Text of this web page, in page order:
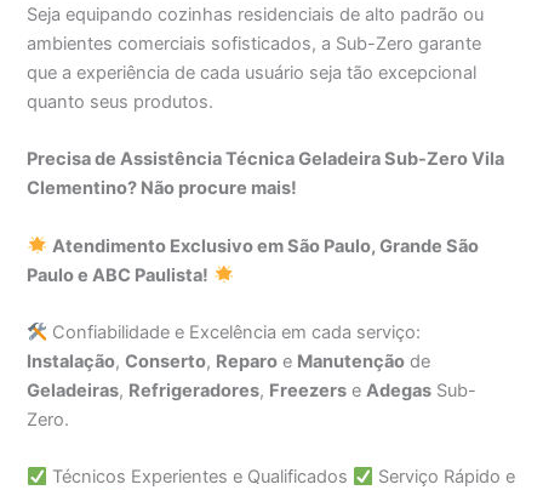
Seja equipando cozinhas residenciais de alto padrão ou
ambientes comerciais sofisticados, a Sub-Zero garante
que a experiência de cada usuário seja tão excepcional
quanto seus produtos.
Precisa de Assistência Técnica Geladeira Sub-Zero Vila
Clementino? Não procure mais!
Atendimento Exclusivo em São Paulo, Grande São
Paulo e ABC Paulista!
Confiabilidade e Excelência em cada serviço:
Instalação,Conserto, Reparo e Manutenção de
Geladeiras, Refrigeradores, Freezers eAdegas Sub-
Zero.
Técnicos Experientes e Qualificados
Serviço Rápido e